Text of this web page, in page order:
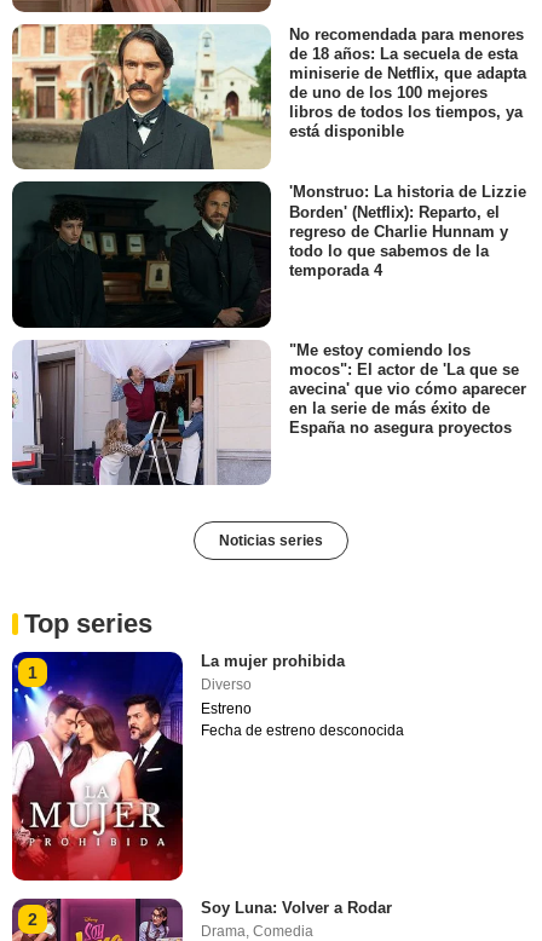
No recomendada para menores
de 18 años: La secuela de esta
miniserie de Netflix, que adapta
de uno de los 100 mejores
libros de todos los tiempos, ya
está disponible
'Monstruo: La historia de Lizzie
Borden' (Netflix): Reparto, el
regreso de Charlie Hunnam y
todo lo que sabemos de la
temporada 4
"Me estoy comiendo los
mocos": El actor de 'La que se
avecina' que vio cómo aparecer
en la serie de más éxito de
España no asegura proyectos
Noticias series
Top series
1
La mujer prohibida
Diverso
Estreno
Fecha de estreno desconocida
2
Soy Luna: Volver a Rodar
Drama ,Comedia